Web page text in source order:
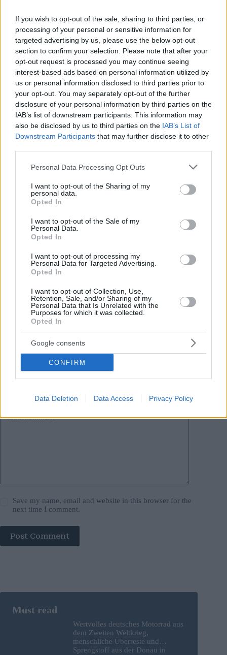
If you wish to opt-out of the sale, sharing to third parties, or
processing of your personal or sensitive information for
targeted advertising by us, please use the below opt-out
section to confirm your selection. Please note that after your
opt-out request is processed you may continue seeing
interest-based ads based on personal information utilized by
us or personal information disclosed to third parties prior to
your opt-out. You may separately opt-out of the further
disclosure of your personal information by third parties on the
IAB’s list of downstream participants. This information may
also be disclosed by us to third parties on the IAB’s List of
Downstream Participants that may further disclose it to other
Please note that this website/app uses one or more Google
not limited to your visit or usage behaviour. You may click to
grant or deny consent to Google and its third-party tags to
use your data for below specified purposes in below Google
consent section.
Personal Data Processing Opt Outs
I want to opt-out of the Sharing of my
personal data.
Opted In
I want to opt-out of the Sale of my
Personal Data.
Opted In
I want to opt-out of processing my
Personal Data for Targeted Advertising.
Opted In
I want to opt-out of Collection, Use,
Retention, Sale, and/or Sharing of my
Personal Data that Is Unrelated with the
Purposes for which it was collected.
Opted In
Google consents
CONFIRM
Data Deletion Data Access Privacy Policy
Ungarns neuer Außenminister. Foto: MTI/Tamás Purger
Ich vertraue darauf, dass der Dialog konstruktiv und
produktiv sein wird und dass die Verhandlungen bald
spürbare Fortschritte für die ungarische Gemeinschaft in den
Unterkarpaten bringen werden. Ich wünsche den
dieses Ziel zu erreichen“,sagte der ungarische Außenminister.
Falls Sie es verpasst haben:Ehemaliger Orbán-Minister
beschuldigt Premierminister Magyar des
verfassungswidrigen Versuchs, Ungarns Gerichte zu
beeinflussen
kategorie auswärtige angelegenheiten
Kategorie Politik
Leave a Reply
Your email address will not be published.
*
Email
Add Comment*
Save my name, email and website in this browser for the
next time I comment.
Post Comment
Wertvolles deutsches Motorrad aus
dem Zweiten Weltkrieg,
menschliche Überreste und
Sprengstoff aus der Donau in